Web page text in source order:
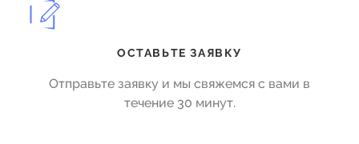
ОСТАВЬТЕ ЗАЯВКУ
Отправьте заявку и мы свяжемся с вами в
течение 30 минут.